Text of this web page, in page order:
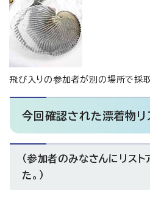
飛び入りの参加者が別の場所で採取
今回確認された漂着物リ
（参加者のみなさんにリス
た。）